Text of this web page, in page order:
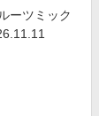
ーツミック